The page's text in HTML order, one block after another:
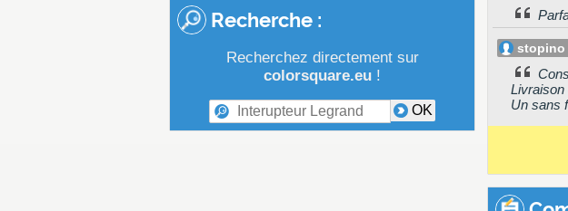
Recherche :
Recherchez directement sur
colorsquare.eu !
OK
stopino
Livraison
Un sans